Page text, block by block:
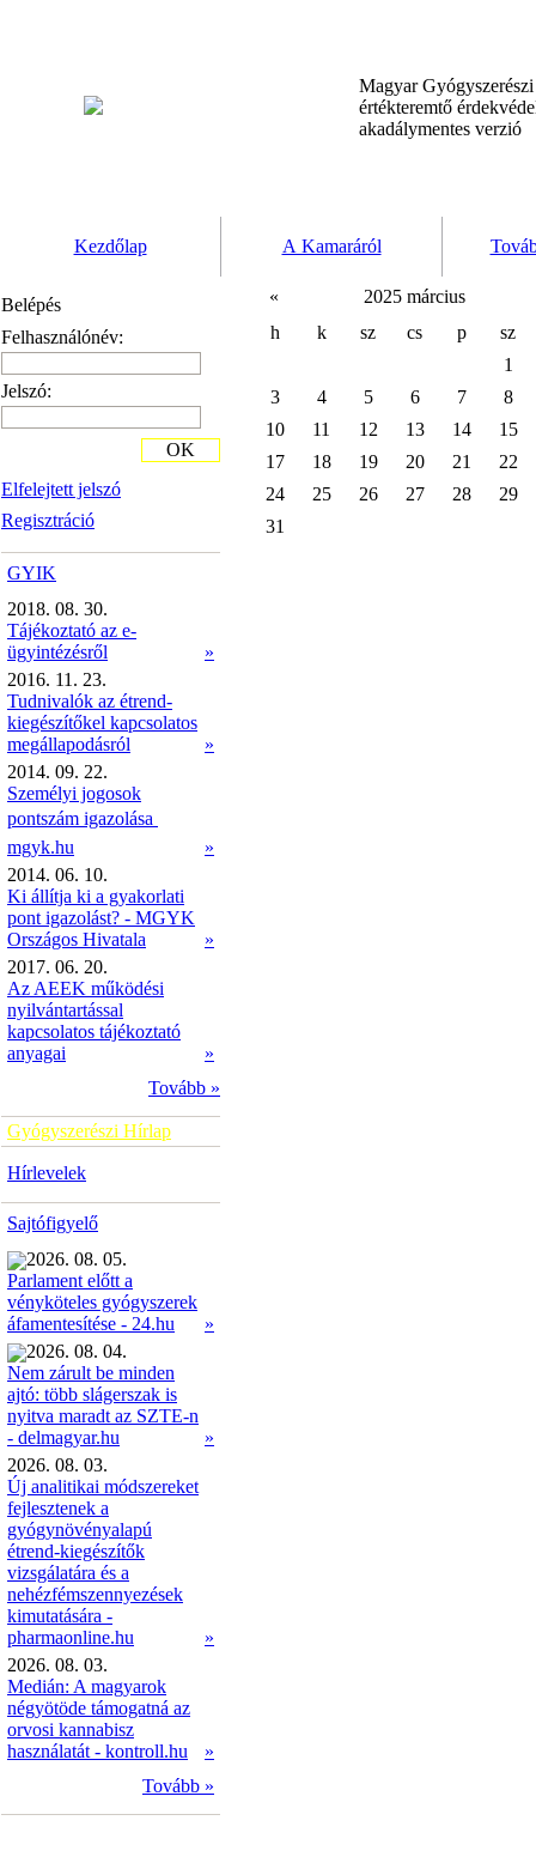
Magyar
értékteremtő
akadálymentes verzió
Kezdőlap A Kamaráról
Belépés
Felhasználónév:
Jelszó:
Elfelejtett jelszó
Regisztráció
OK
GYIK
2018. 08. 30.
Tájékoztató az e-
ügyintézésről
»
2016. 11. 23.
Tudnivalók az étrend-
kiegészítőkel kapcsolatos
megállapodásról
»
2014. 09. 22.
Személyi jogosok
pontszám igazolása 
mgyk.hu
»
2014. 06. 10.
Ki állítja ki a gyakorlati
pont igazolást? - MGYK
Országos Hivatala
»
2017. 06. 20.
Az AEEK működési
nyilvántartással
kapcsolatos tájékoztató
anyagai
»
Tovább »
Gyógyszerészi Hírlap
Hírlevelek
Sajtófigyelő
2026. 08. 05.
Parlament előtt a
vényköteles gyógyszerek
áfamentesítése - 24.hu
»
2026. 08. 04.
Nem zárult be minden
ajtó: több slágerszak is
nyitva maradt az SZTE-n
- delmagyar.hu
»
2026. 08. 03.
Új analitikai módszereket
fejlesztenek a
gyógynövényalapú
étrend-kiegészítők
vizsgálatára és a
nehézfémszennyezések
kimutatására -
pharmaonline.hu
»
2026. 08. 03.
Medián: A magyarok
négyötöde támogatná az
orvosi kannabisz
használatát - kontroll.hu
»
Tovább »
«
2025 március
h
k sz cs p
sz
1
3
4 5 6 7
8
10
11 12 13 14
15
17
18 19 20 21
22
24
25 26 27 28
29
31